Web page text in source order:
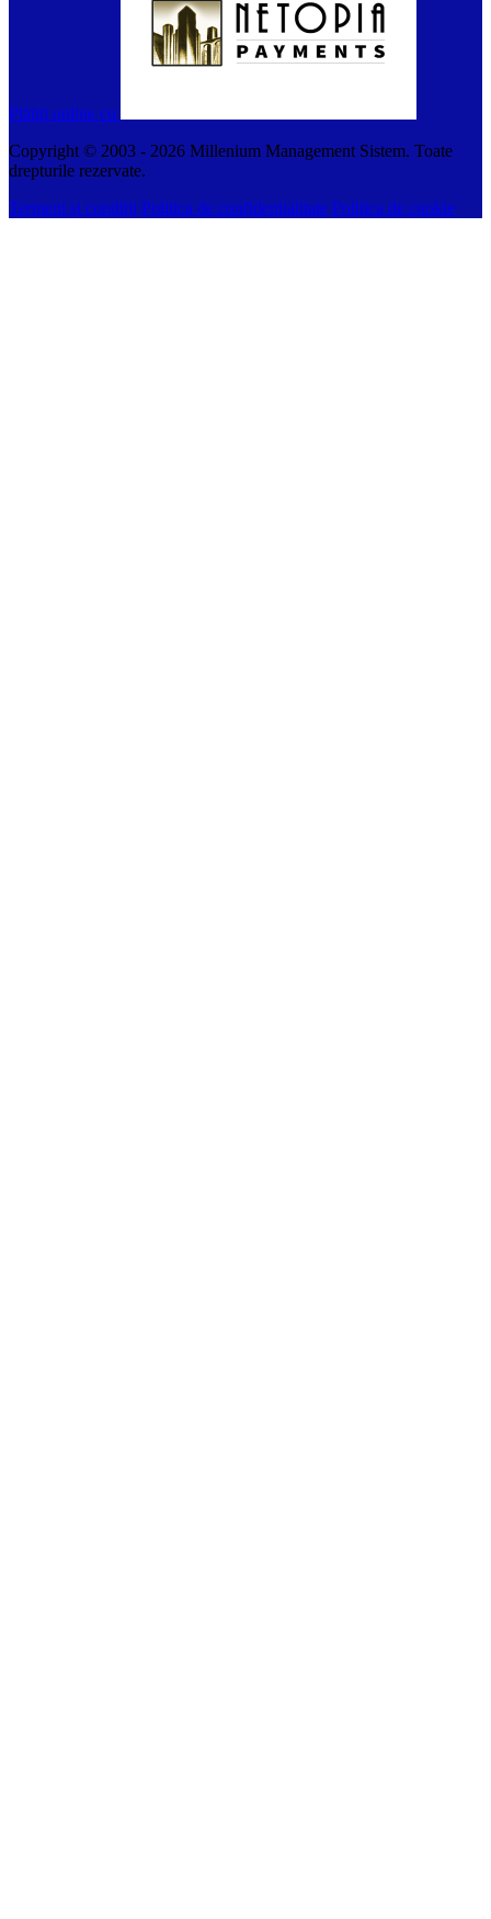
Plătiți online cu
Copyright © 2003 - 2026 Millenium Management Sistem. Toate
drepturile rezervate.
Termeni și condiții Politica de confidentialitate Politica de cookie